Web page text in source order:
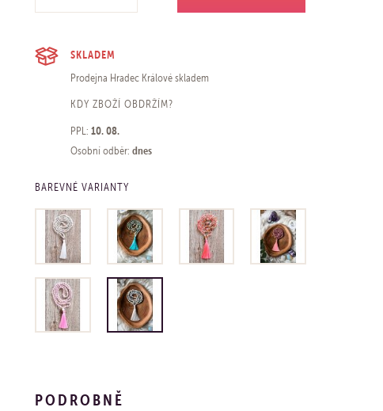
SKLADEM
Prodejna Hradec Královéskladem
KDY ZBOŽÍ OBDRŽÍM?
PPL:10. 08.
Osobní odběr:dnes
BAREVNÉ VARIANTY
PODROBNĚ